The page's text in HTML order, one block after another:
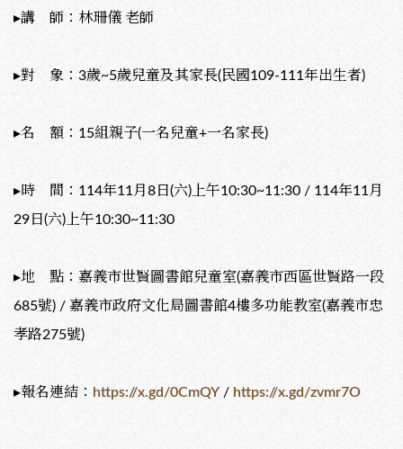
▸講 師：林珊儀 老師
▸對 象：3歲~5歲兒童及其家長(民國109-111年出生者)
▸名 額：15組親子(一名兒童+一名家長)
▸時 間：114年11月8日(六)上午10:30~11:30 / 114年11月
29日(六)上午10:30~11:30
▸地 點：嘉義市世賢圖書館兒童室(嘉義市西區世賢路一段
685號) / 嘉義市政府文化局圖書館4樓多功能教室(嘉義市忠
孝路275號)
▸報名連結： https://x.gd/0CmQY / https://x.gd/zvmr7O